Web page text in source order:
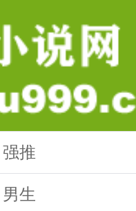
强推
男生